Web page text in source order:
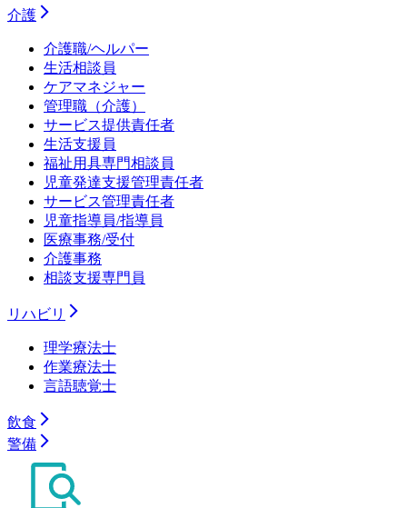
介護
介護職/ヘルパー
生活相談員
ケアマネジャー
管理職（介護）
サービス提供責任者
生活支援員
福祉用具専門相談員
児童発達支援管理責任者
サービス管理責任者
児童指導員/指導員
医療事務/受付
介護事務
相談支援専門員
リハビリ
理学療法士
作業療法士
言語聴覚士
飲食
警備